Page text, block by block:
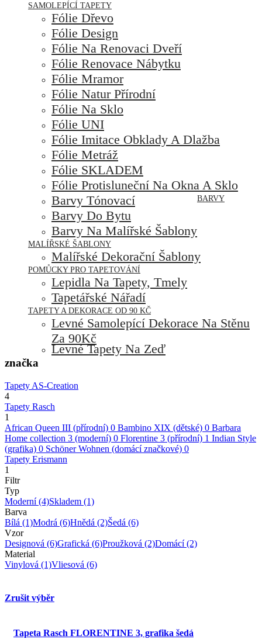
SAMOLEPÍCÍ TAPETY
Fólie Dřevo
Fólie Design
Fólie Na Renovaci Dveří
Fólie Renovace Nábytku
Fólie Mramor
Fólie Natur Přírodní
Fólie Na Sklo
Fólie UNI
Fólie Imitace Obklady A Dlažba
Fólie Metráž
Fólie SKLADEM
Fólie Protisluneční Na Okna A Sklo
BARVY
Barvy Tónovací
Barvy Do Bytu
Barvy Na Malířské Šablony
MALÍŘSKÉ ŠABLONY
Malířské Dekorační Šablony
POMŮCKY PRO TAPETOVÁNÍ
Lepidla Na Tapety, Tmely
Tapetářské Nářadí
TAPETY A DEKORACE OD 90 KČ
Levné Samolepící Dekorace Na Stěnu
Za 90Kč
Levné Tapety Na Zeď
značka
Tapety AS-Creation
4
Tapety Rasch
1
African Queen III (přírodní) 0 Bambino XIX (dětské) 0 Barbara
Home collection 3 (moderní) 0 Florentine 3 (přírodní) 1 Indian Style
(grafika) 0 Schöner Wohnen (domácí značkové) 0
Tapety Erismann
1
Filtr
Typ
Moderní(4)Skladem (1)
Barva
Bílá (1)Modrá (6)Hnědá (2)Šedá (6)
Vzor
Designová (6)Grafická (6)Proužková (2)Domácí(2)
Material
Vinylová (1)Vliesová (6)
Zrušit výběr
Tapeta Rasch FLORENTINE 3, grafika šedá